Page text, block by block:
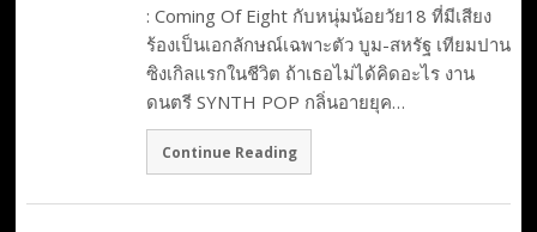
: Coming Of Eight กับหนุ่มน้อยวัย18 ที่มีเสียง
ร้องเป็นเอกลักษณ์เฉพาะตัว บูม-สหรัฐ เทียมปาน
ซิงเกิลแรกในชีวิต ถ้าเธอไม่ได้คิดอะไร งาน
ดนตรี SYNTH POP กลิ่นอายยุค…
Continue Reading